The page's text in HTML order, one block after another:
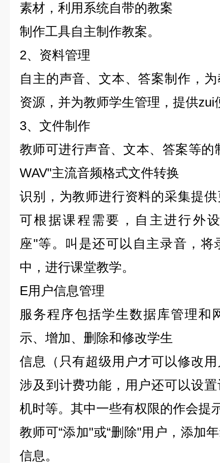
素材，利用系统自带的教案
制作工具自主制作教案。
2、资料管理
自主的声音、文本、答案制作，
资源，并为教师学生管理，提供zui
3、文件制作
教师可进行声音、文本、答案等的
WAV"主流音频格式文件转换
识别，为教师进行资料的采集提
可根据课程需要，自主进行外
座"等。叫是还可以自主录音，将
中，进行课堂教学。
E用户信息管理
服务程序包括学生数据库管理和
示、增加、删除和修改学生
信息（只有超级用户才可以修改
涉及到计费功能，用户还可以设
机时等。其中一些有权限的作会提
教师可“添加"或“删除"用户，添加
信息。